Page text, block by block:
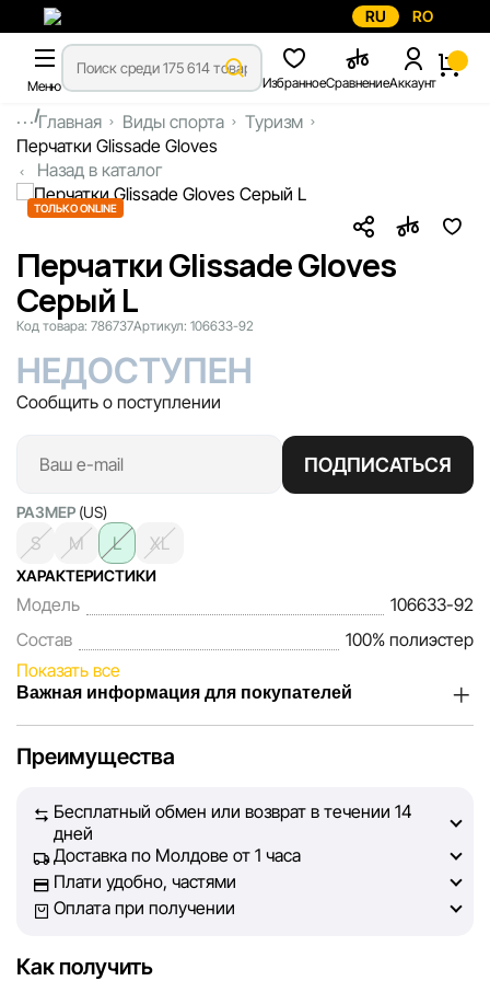
RU RO
Меню ИзбранноеСравнениеАккаунт
...Главная Виды спорта
Туризм
Перчатки Glissade Gloves
Назад в каталог
ТОЛЬКО ONLINE
Перчатки Glissade Gloves
Серый L
Код товара: 786737Артикул: 106633-92
НЕДОСТУПЕН
Сообщить о поступлении
ПОДПИСАТЬСЯ
РАЗМЕР (US)
S M L XL
ХАРАКТЕРИСТИКИ
Модель
106633-92
Состав
100% полиэстер
Показать все
Важная информация для покупателей
наших покупателей. Каждый день мы работаем над тем,
на сайте, была максимально полной, объективной и
актуальной. Наша цель — обеспечить вас достоверной
информацией, чтобы вы смогли принять лучшее
решение о покупке.
не может гарантировать абсолютную точность всех
Преимущества
Бесплатный обмен или возврат в течении 14
дней
Доставка по Молдове от 1 часа
Плати удобно, частями
Оплата при получении
Как получить